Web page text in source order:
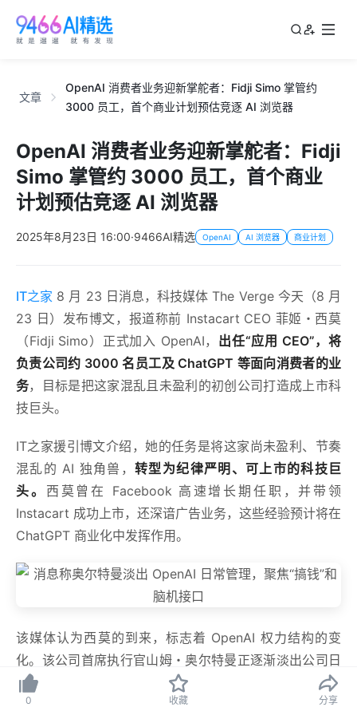
0 收藏 分享
文章
OpenAI 消费者业务迎新掌舵者：Fidji Simo 掌管约
3000 员工，首个商业计划预估竞逐 AI 浏览器
OpenAI 消费者业务迎新掌舵者：Fidji
Simo 掌管约 3000 员工，首个商业
计划预估竞逐 AI 浏览器
2025年8月23日 16:00·9466AI精选 OpenAI AI 浏览器 商业计划
IT之家 8 月 23 日消息，科技媒体 The Verge 今天（8 月
23 日）发布博文，报道称前 Instacart CEO 菲姬・西莫
（Fidji Simo）正式加入 OpenAI， 出任“应用 CEO”，将
负责公司约 3000 名员工及 ChatGPT 等面向消费者的业
务，目标是把这家混乱且未盈利的初创公司打造成上市科
技巨头。
IT之家援引博文介绍，她的任务是将这家尚未盈利、节奏
混乱的 AI 独角兽，转型为纪律严明、可上市的科技巨
头。 西莫曾在 Facebook 高速增长期任职，并带领
Instacart 成功上市，还深谙广告业务，这些经验预计将在
ChatGPT 商业化中发挥作用。
该媒体认为西莫的到来，标志着 OpenAI 权力结构的变
化。该公司首席执行官山姆・奥尔特曼正逐渐淡出公司日
常运营，
更专注于为大规模算力项目筹集巨额资金，并孵
化脑机接口初创企业。